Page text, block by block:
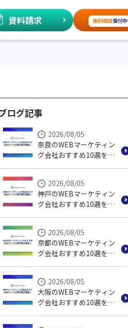
資料請求 無料相談受付中
ログ記事
2026/08/05
奈良のWEBマーケティン
グ会社おすすめ10選を
2026/08/05
神戸のWEBマーケティン
グ会社おすすめ10選を
2026/08/05
京都のWEBマーケティン
グ会社おすすめ10選を
2026/08/05
大阪のWEBマーケティン
グ会社おすすめ10選を